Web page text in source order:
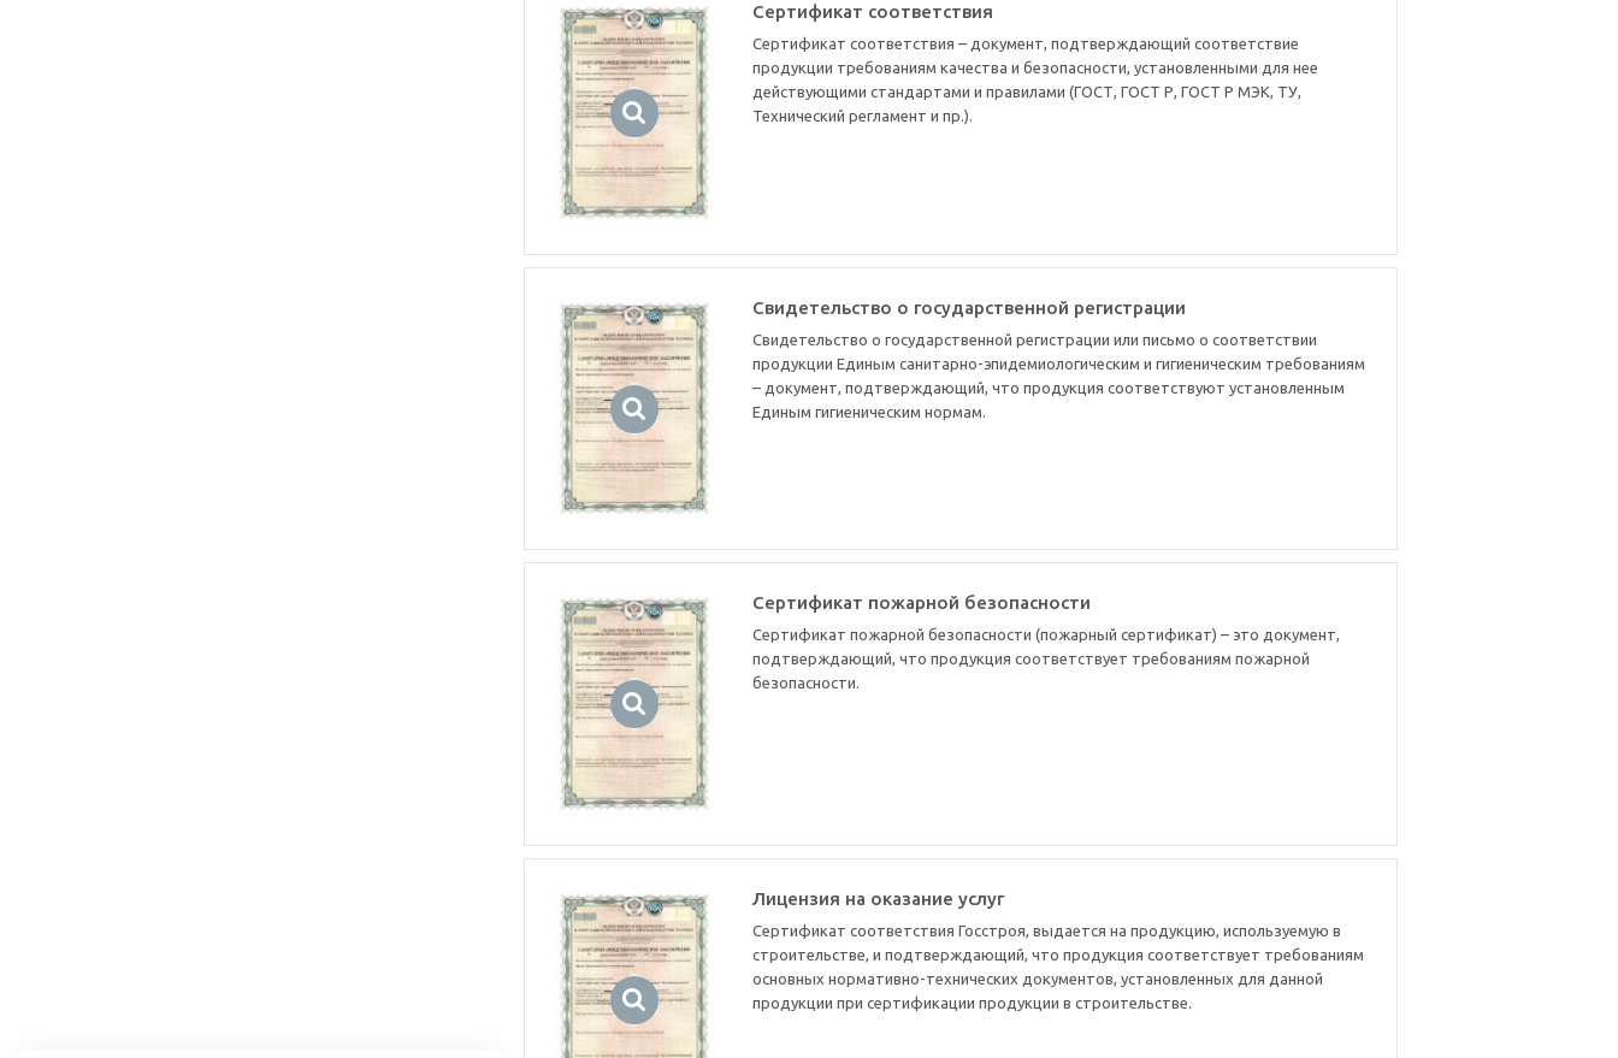
Сертификат соответствия
Сертификат соответствия – документ, подтверждающий соответствие
продукции требованиям качества и безопасности, установленными для нее
действующими стандартами и правилами (ГОСТ, ГОСТ Р, ГОСТ Р МЭК, ТУ,
Технический регламент и пр.).
Свидетельство о государственной регистрации
Свидетельство о государственной регистрации или письмо о соответствии
продукции Единым санитарно-эпидемиологическим и гигиеническим требованиям
– документ, подтверждающий, что продукция соответствуют установленным
Единым гигиеническим нормам.
Сертификат пожарной безопасности
Сертификат пожарной безопасности (пожарный сертификат) – это документ,
подтверждающий, что продукция соответствует требованиям пожарной
безопасности.
Лицензия на оказание услуг
Сертификат соответствия Госстроя, выдается на продукцию, используемую в
строительстве, и подтверждающий, что продукция соответствует требованиям
основных нормативно-технических документов, установленных для данной
продукции при сертификации продукции в строительстве.